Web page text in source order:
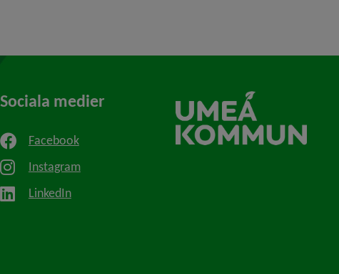
Sociala medier
Facebook
Instagram
LinkedIn